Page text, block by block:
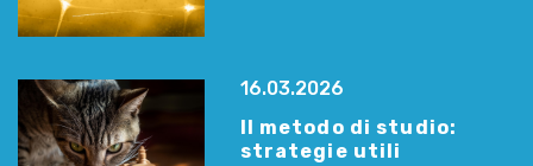
16.03.2026
Il metodo di studio:
strategie utili